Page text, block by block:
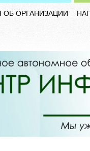
ОБ ОРГАНИЗАЦИИ